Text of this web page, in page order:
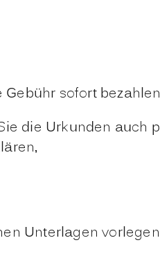
sofort
die Urkunden auch
Unterlagen